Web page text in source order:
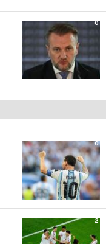
0
0
2